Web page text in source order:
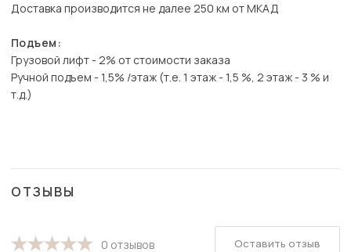
Доставка производится не далее 250 км от МКАД
Подъем:
Грузовой лифт - 2% от стоимости заказа
Ручной подъем - 1,5% /этаж (т.е. 1 этаж - 1,5 %, 2 этаж - 3 % и
т.д.)
ОТЗЫВЫ
0 отзывов Оставить отзыв